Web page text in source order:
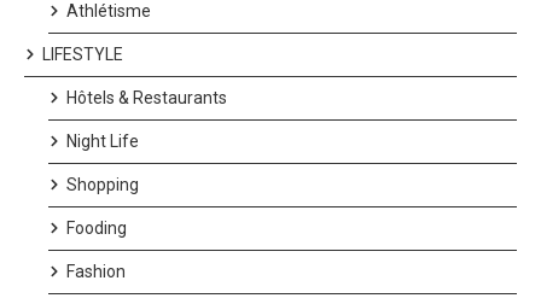
Athlétisme
LIFESTYLE
Hôtels & Restaurants
Night Life
Shopping
Fooding
Fashion